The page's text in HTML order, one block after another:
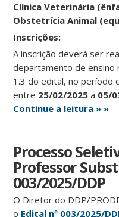
Clínica Veterinária
Obstetrícia Animal
Inscrições:
A inscrição deverá ser
departamento de
1.3 do edital, no período
entre 25/02/2025 a 05/
Continue a leitura » »
Processo
Professor
003/2025/DDP
O Diretor do DDP/
o Edital nº 003/2025/